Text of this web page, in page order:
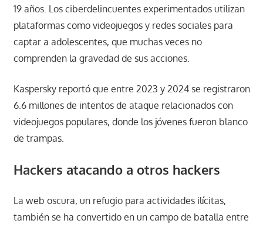
19 años. Los ciberdelincuentes experimentados utilizan
plataformas como videojuegos y redes sociales para
captar a adolescentes, que muchas veces no
comprenden la gravedad de sus acciones.
Kaspersky reportó que entre 2023 y 2024 se registraron
6.6 millones de intentos de ataque relacionados con
videojuegos populares, donde los jóvenes fueron blanco
de trampas.
Hackers atacando a otros hackers
La web oscura, un refugio para actividades ilícitas,
también se ha convertido en un campo de batalla entre